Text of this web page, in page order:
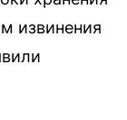
извинения